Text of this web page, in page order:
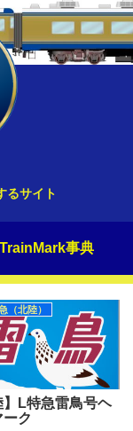
るサイト
事典
（北陸）
】L特急雷鳥号ヘ
ーク